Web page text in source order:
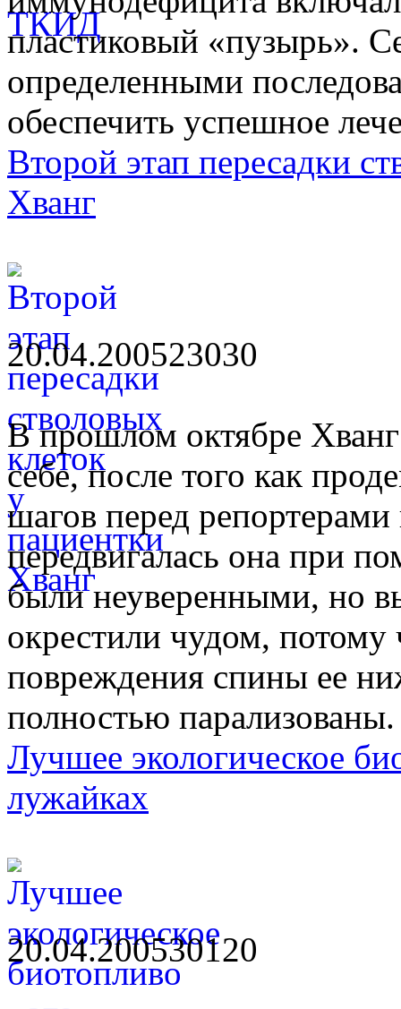
пластиковый «пузырь».
определенными
обеспечить успешное
Второй этап пересадки
Хванг
20.04.200523030
В прошлом октябре Хванг
себе, после того как
шагов перед
передвигалась она при
были неуверенными, но
окрестили чудом, потому
повреждения спины ее
полностью парализованы.
Лучшее экологическое
лужайках
20.04.200530120